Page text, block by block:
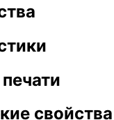
свойства